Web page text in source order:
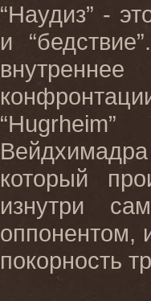
“Наудиз” -
и
который
изнутри
оппонентом,
покорность